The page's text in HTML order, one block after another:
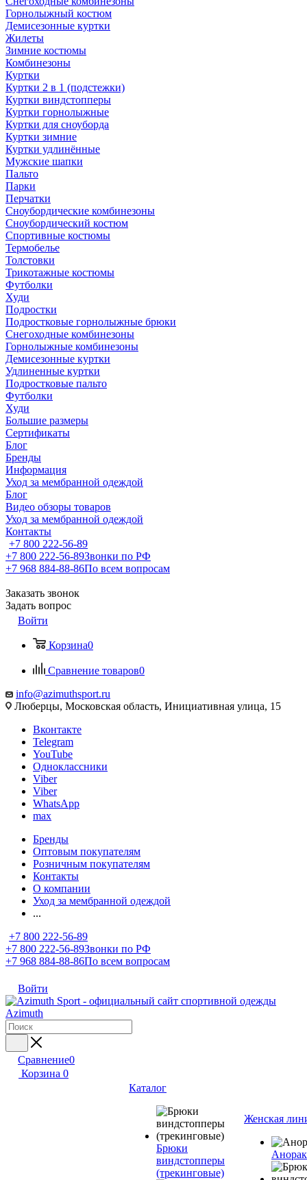
Горнолыжный костюм
Демисезонные куртки
Жилеты
Зимние костюмы
Комбинезоны
Куртки
Куртки 2 в 1 (подстежки)
Куртки виндстопперы
Куртки горнолыжные
Куртки для сноуборда
Куртки зимние
Куртки удлинённые
Мужские шапки
Пальто
Парки
Перчатки
Сноубордические комбинезоны
Сноубордический костюм
Спортивные костюмы
Термобелье
Толстовки
Трикотажные костюмы
Футболки
Худи
Подростки
Подростковые горнолыжные брюки
Снегоходные комбинезоны
Горнолыжные комбинезоны
Демисезонные куртки
Удлиненные куртки
Подростковые пальто
Футболки
Худи
Большие размеры
Сертификаты
Блог
Бренды
Информация
Уход за мембранной одеждой
Блог
Видео обзоры товаров
Уход за мембранной одеждой
Контакты
+7 800 222-56-89
+7 800 222-56-89Звонки по РФ
+7 968 884-88-86По всем вопросам
Заказать звонок
Задать вопрос
Войти
Корзина0
Сравнение товаров0
info@azimuthsport.ru
Люберцы, Московская область, Инициативная улица, 15
Вконтакте
Telegram
YouTube
Одноклассники
Viber
Viber
WhatsApp
max
Бренды
Оптовым покупателям
Розничным покупателям
Контакты
О компании
Уход за мембранной одеждой
...
+7 800 222-56-89
+7 800 222-56-89Звонки по РФ
+7 968 884-88-86По всем вопросам
Войти
Сравнение0
Корзина 0
Каталог
Брюки
виндстопперы
(трекинговые)
Женская